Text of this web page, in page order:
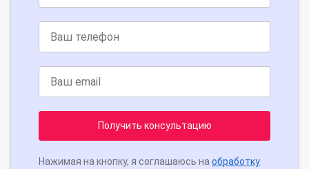
Получить консультацию
Нажимая на кнопку, я соглашаюсь на обработку